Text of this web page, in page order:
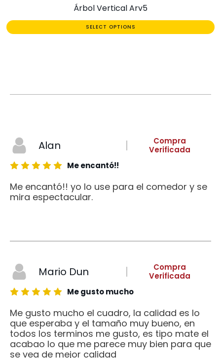
Árbol Vertical Arv5
SELECT OPTIONS
Alan
Compra
Verificada
Me encantó!!
Me encantó!! yo lo use para el comedor y se
mira espectacular.
Mario Dun
Compra
Verificada
Me gusto mucho
Me gusto mucho el cuadro, la calidad es lo
que esperaba y el tamaño muy bueno, en
todos los terminos me gusto, es tipo mate el
acabao lo que me parece muy bien para que
se vea de mejor calidad